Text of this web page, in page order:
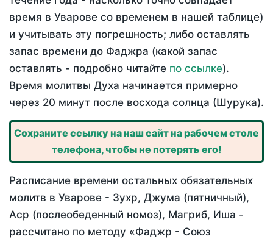
время в Уварове со временем в нашей таблице)
и учитывать эту погрешность; либо оставлять
запас времени до Фаджра (какой запас
оставлять - подробно читайте по ссылке).
Время молитвы Духа начинается примерно
через 20 минут после восхода солнца (Шурука).
Сохраните ссылку на наш сайт на рабочем столе
телефона, чтобы не потерять его!
Расписание времени остальных обязательных
молитв в Уварове - Зухр, Джума (пятничный),
Аср (послеобеденный номоз), Магриб, Иша -
рассчитано по методу «Фаджр - Союз